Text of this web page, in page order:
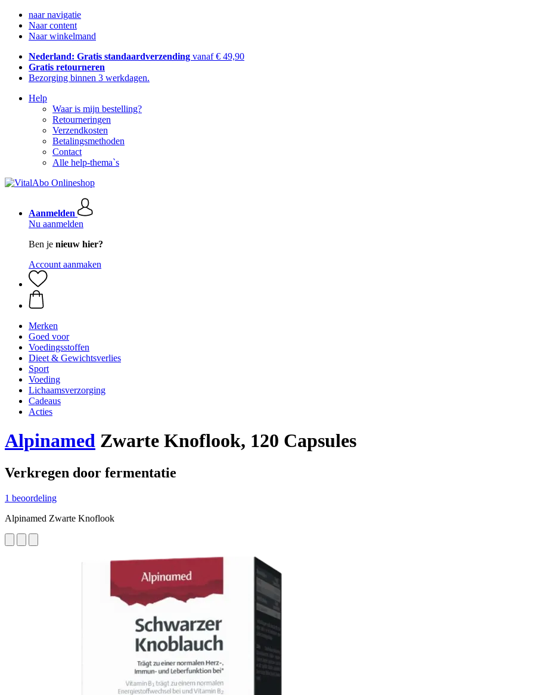
naar navigatie
Naar content
Naar winkelmand
Nederland: Gratis standaardverzending vanaf € 49,90
Gratis retourneren
Bezorging binnen 3 werkdagen.
Help
Waar is mijn bestelling?
Retourneringen
Verzendkosten
Betalingsmethoden
Contact
Alle help-thema`s
Aanmelden
Nu aanmelden
Ben je nieuw hier?
Account aanmaken
Merken
Goed voor
Voedingsstoffen
Dieet & Gewichtsverlies
Sport
Voeding
Lichaamsverzorging
Cadeaus
Acties
Alpinamed Zwarte Knoflook, 120 Capsules
Verkregen door fermentatie
1 beoordeling
Alpinamed Zwarte Knoflook